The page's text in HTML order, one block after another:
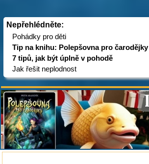
Nepřehlédněte:
Pohádky pro děti
Tip na knihu: Polepšovna pro čarodějky
7 tipů, jak být úplně v pohodě
Jak řešit neplodnost